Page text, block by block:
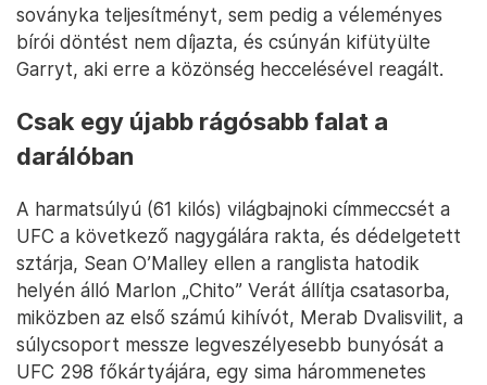
soványka teljesítményt, sem pedig a véleményes
bírói döntést nem díjazta, és csúnyán kifütyülte
Garryt, aki erre a közönség heccelésével reagált.
Csak egy újabb rágósabb falat a
darálóban
A harmatsúlyú (61 kilós) világbajnoki címmeccsét a
UFC a következő nagygálára rakta, és dédelgetett
sztárja, Sean O’Malley ellen a ranglista hatodik
helyén álló Marlon „Chito” Verát állítja csatasorba,
miközben az első számú kihívót, Merab Dvalisvilit, a
súlycsoport messze legveszélyesebb bunyósát a
UFC 298 főkártyájára, egy sima hárommenetes